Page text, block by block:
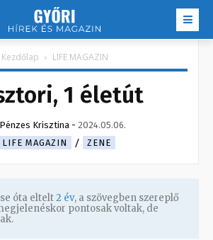
Kezdőlap LIFE MAGAZIN
1 életút
Pénzes Krisztina - 2024.05.06.
LIFE MAGAZIN
ZENE
óta eltelt2 év, a szövegben szereplő
pontosak voltak, de